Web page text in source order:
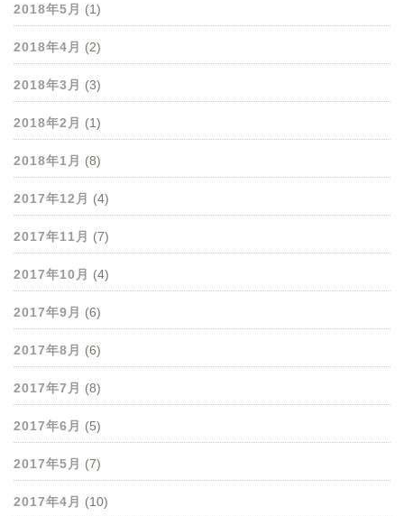
2018年5月 (1)
2018年4月 (2)
2018年3月 (3)
2018年2月 (1)
2018年1月 (8)
2017年12月 (4)
2017年11月 (7)
2017年10月 (4)
2017年9月 (6)
2017年8月 (6)
2017年7月 (8)
2017年6月 (5)
2017年5月 (7)
2017年4月 (10)